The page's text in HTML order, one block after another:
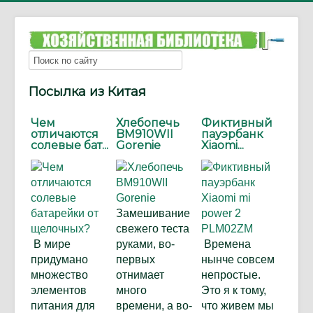
Посылка из Китая
Чем
отличаются
солевые бат...
В мире
придумано
множество
элементов
питания для
Хлебопечь
BM910WII
Gorenie
Замешивание
свежего теста
руками, во-
первых
отнимает
много
времени, а во-
Фиктивный
пауэрбанк
Xiaomi...
Времена
нынче совсем
непростые.
Это я к тому,
что живем мы